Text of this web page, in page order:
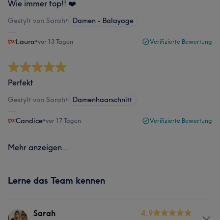
Wie immer top!! ❤️
Gestylt von Sarah• Damen - Balayage
Laura•vor 13 Tagen Verifizierte Bewertung
Perfekt
Gestylt von Sarah• Damenhaarschnitt
Candice•vor 17 Tagen Verifizierte Bewertung
Mehr anzeigen...
Lerne das Team kennen
Sarah 4.9